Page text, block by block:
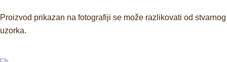
Proizvod prikazan na fotografiji se može razlikovati od stvarnog
uzorka.